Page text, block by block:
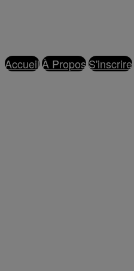
AccueilÀ ProposS'inscrire